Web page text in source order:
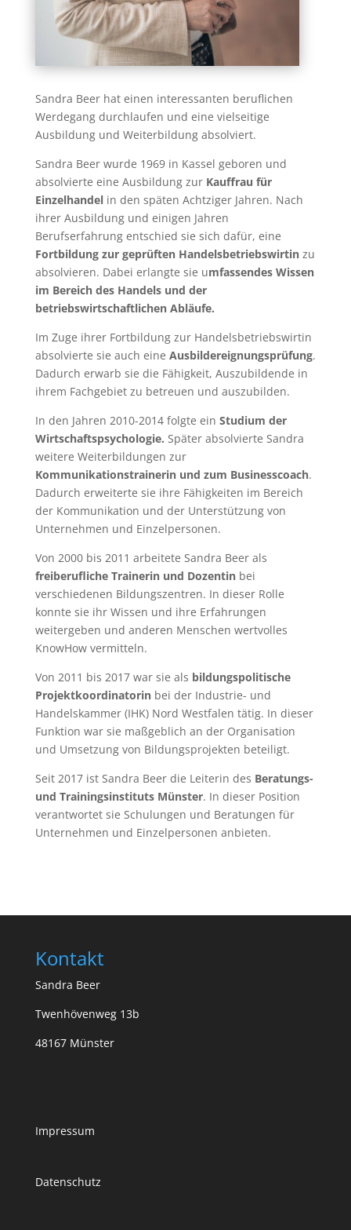
Sandra Beer hat einen interessanten beruflichen
Werdegang durchlaufen und eine vielseitige
Ausbildung und Weiterbildung absolviert.
Sandra Beer wurde 1969 in Kassel geboren und
absolvierte eine Ausbildung zur Kauffrau für
Einzelhandelin den späten Achtziger Jahren. Nach
ihrer Ausbildung und einigen Jahren
Berufserfahrung entschied sie sich dafür, eine
Fortbildung zur geprüften Handelsbetriebswirtinzu
absolvieren. Dabei erlangte sie umfassendes Wissen
im Bereich des Handels und der
betriebswirtschaftlichen Abläufe.
Im Zuge ihrer Fortbildung zur Handelsbetriebswirtin
absolvierte sie auch eine Ausbildereignungsprüfung.
Dadurch erwarb sie die Fähigkeit, Auszubildende in
ihrem Fachgebiet zu betreuen und auszubilden.
In den Jahren 2010-2014 folgte ein Studium der
Wirtschaftspsychologie. Später absolvierte Sandra
weitere Weiterbildungen zur
Kommunikationstrainerin und zum Businesscoach.
Dadurch erweiterte sie ihre Fähigkeiten im Bereich
der Kommunikation und der Unterstützung von
Unternehmen und Einzelpersonen.
Von 2000 bis 2011 arbeitete Sandra Beer als
freiberufliche Trainerin und Dozentinbei
verschiedenen Bildungszentren. In dieser Rolle
konnte sie ihr Wissen und ihre Erfahrungen
weitergeben und anderen Menschen wertvolles
KnowHow vermitteln.
Von 2011 bis 2017 war sie als bildungspolitische
Projektkoordinatorinbei der Industrie- und
Handelskammer (IHK) Nord Westfalen tätig. In dieser
Funktion war sie maßgeblich an der Organisation
und Umsetzung von Bildungsprojekten beteiligt.
Seit 2017 ist Sandra Beer die Leiterin des Beratungs-
und Trainingsinstituts Münster. In dieser Position
verantwortet sie Schulungen und Beratungen für
Unternehmen und Einzelpersonen anbieten.
Kontakt
Sandra Beer
Twenhövenweg 13b
48167 Münster
Impressum
Datenschutz